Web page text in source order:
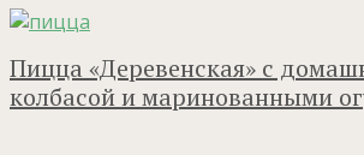
Пицца «Деревенская» с
колбасой и маринованными